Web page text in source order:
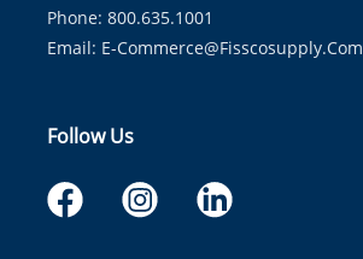
Phone: 800.635.1001
Email: E-Commerce@fisscosupply.com
Follow Us